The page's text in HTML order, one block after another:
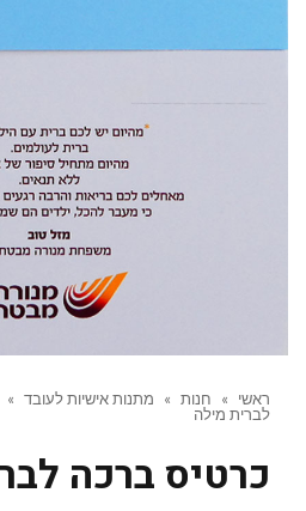
ראשי » חנות » מתנות אישיות לעובד »
לברית מילה
כרטיס ברכה